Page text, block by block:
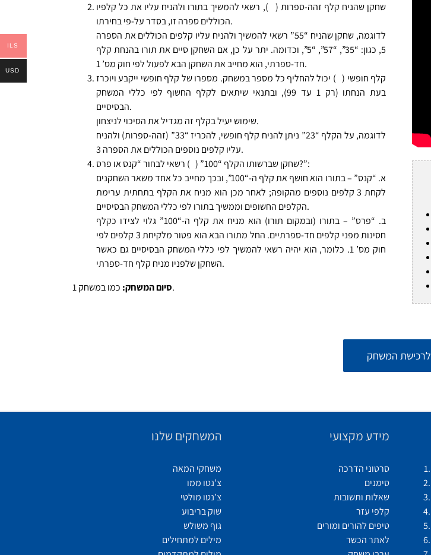
שחקן שהניח קלף זהה-ספרות (
), רשאי להמשיך בתורו ולהניח עליו את כל קלפיו
הכוללים ספרה זו, בסדר על-פי בחירתו.
לדוגמה, שחקן שהניח “55” רשאי להמשיך ולהניח עליו קלפים הכוללים את הספרה
5, כגון: “35”, “57”, “5”, וכדומה. יתר על כן, אם השחקן סיים את תורו בהנחת קלף
חד-ספרתי, הוא מחייב את השחקן הבא לפעול לפי חוק מס’ 1.
קלף חופשי ( ) יכול להחליף כל מספר במשחק. מספרו של קלף חופשי ייקבע ויוכרז
בעת הנחתו (רק 1 עד 99), ובתנאי שיתאים לקלף החשוף לפי כללי המשחק
הבסיסיים.
שימוש יעיל בקלף זה מגדיל את הסיכוי לניצחון.
לדוגמה, על הקלף “23” ניתן להניח קלף חופשי, להכריז “33” (זהה-ספרות) ולהניח
עליו קלפים נוספים הכוללים את הספרה 3.
שחקן שברשותו הקלף “100” () רשאי לבחור “קנס או פרס?”:
א. “קנס” – בתורו הוא חושף את קלף ה-“100”, ובכך מחייב כל אחד משאר השחקנים
לקחת 3 קלפים נוספים מהקופה; לאחר מכן הוא מניח את הקלף בתחתית ערימת
הקלפים החשופים וממשיך בתורו לפי כללי המשחק הבסיסיים.
ב. “פרס” – בתורו (ובמקום תורו) הוא מניח את קלף ה-“100” גלוי לצידו כקלף
חסינות מפני קלפים חד-ספרתיים. החל מתורו הבא הוא פטור מלקיחת 3 קלפים לפי
חוק מס’ 1. כלומר, הוא יהיה רשאי להמשיך לפי כללי המשחק הבסיסיים גם כאשר
השחקן שלפניו מניח קלף חד-ספרתי.
סיום המשחק:כמו במשחק 1.
לרכישת המשחק
המשחקים שלנו
משחקי המאה
צ’נטו ממו
צ’נטו מולטי
שוק בריבוע
גוף משולש
מילים למתחילים
מידע מקצועי
סרטוני הדרכה
סימנים
שאלות ותשובות
קלפי עזר
טיפים להורים ומורים
לאתר הכשר
ILS
USD